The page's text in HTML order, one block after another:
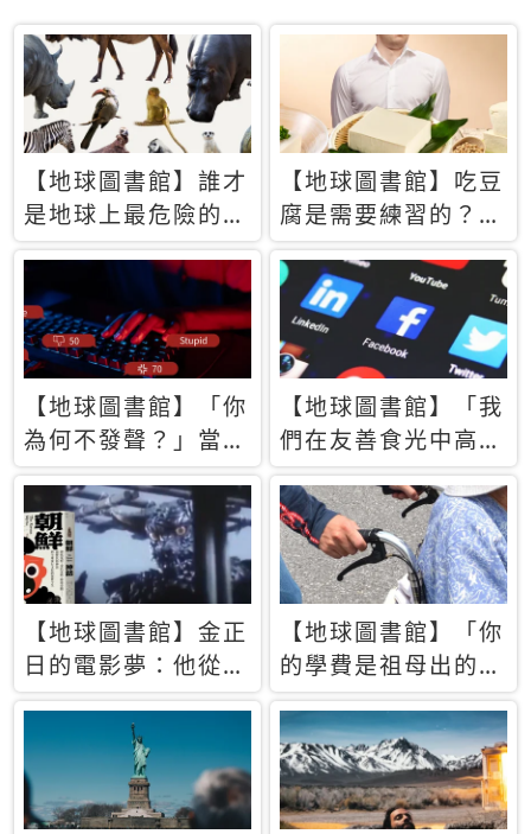
找回初心！❤️
【地球圖書館】誰才
是地球上最危險的動
物？人類喜好決定哪
些動物「揹黑鍋」
【地球圖書館】吃豆
腐是需要練習的？當
西方人試圖用「煉
乳」配上那塊無味的
白色豆腐
【地球圖書館】「你
為何不發聲？」當情
緒淹沒理智 你以為
的正義成為壓迫他人
的工具
【地球圖書館】「我
們在友善食光中高呼
民主自由，然後被刪
文」一本給Z世代的
末日寶懺《困在社群
平台》
【地球圖書館】金正
日的電影夢：他從南
韓綁來導演和演員，
卻拍出諷刺獨裁者的
北韓電影《平壤怪
獸》
【地球圖書館】「你
的學費是祖母出的」
當孝順變成情緒勒
索，日本孫女弒親案
背後的照護壓力